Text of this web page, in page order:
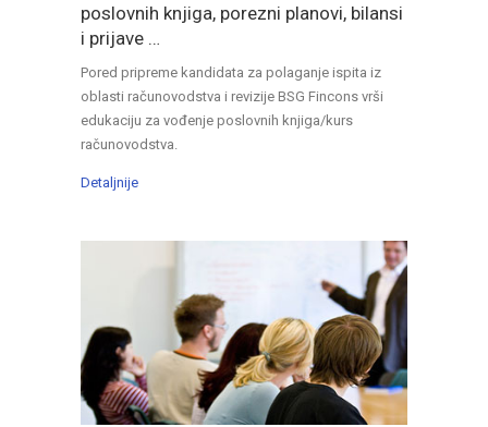
poslovnih knjiga, porezni planovi, bilansi
i prijave …
Pored pripreme kandidata za polaganje ispita iz
oblasti računovodstva i revizije BSG Fincons vrši
edukaciju za vođenje poslovnih knjiga/kurs
računovodstva.
Detaljnije